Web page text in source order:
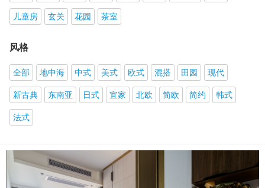
儿童房
玄关 花园 茶室
风格
全部 地中海 中式 美式 欧式 混搭 田园
现代
新古典
东南亚 日式 宜家 北欧 简欧 简约
韩式
法式